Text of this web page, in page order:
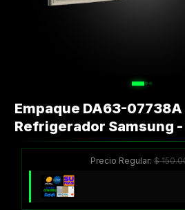
Empaque DA63-07738A
Refrigerador Samsung -
Precio Regular:$